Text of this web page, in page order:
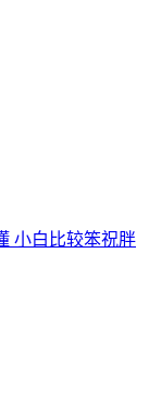
小白比较笨祝胖